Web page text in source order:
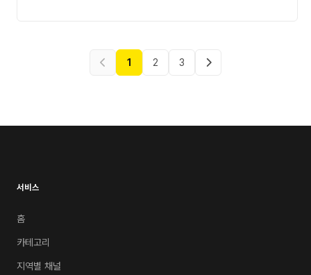
1 2 3
서비스
홈
카테고리
지역별 채널